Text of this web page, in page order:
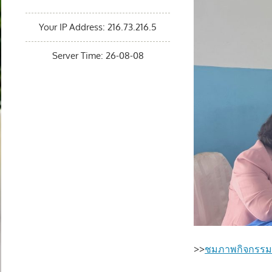
>>ชมภาพกิจกรรม
Your IP Address: 216.73.216.5
Server Time: 26-08-08